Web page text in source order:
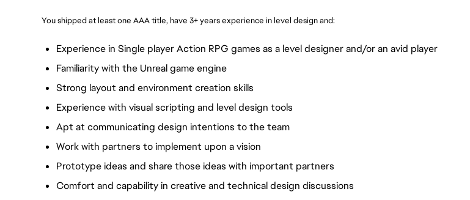
You shipped at least one AAA title, have 3+ years experience in level design and:
Experience in Single player Action RPG games as a level designer and/or an avid player
Familiarity with the Unreal game engine
Strong layout and environment creation skills
Experience with visual scripting and level design tools
Apt at communicating design intentions to the team
Work with partners to implement upon a vision
Prototype ideas and share those ideas with important partners
Comfort and capability in creative and technical design discussions